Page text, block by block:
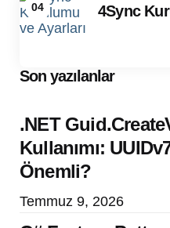
04 4Sync
Son yazılanlar
.NET
Kullanımı:
Önemli?
Temmuz 9, 2026